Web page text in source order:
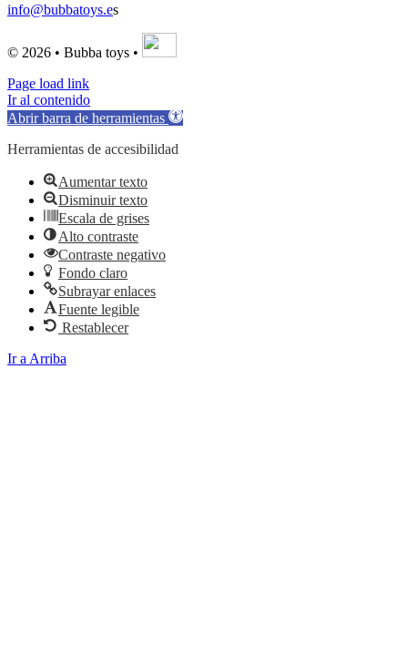
info@bubbatoys.es
© 2026 • Bubba toys •
Page load link
Ir al contenido
Abrir barra de herramientas
Herramientas de accesibilidad
Aumentar texto
Disminuir texto
Escala de grises
Alto contraste
Contraste negativo
Fondo claro
Subrayar enlaces
Fuente legible
Restablecer
Ir a Arriba